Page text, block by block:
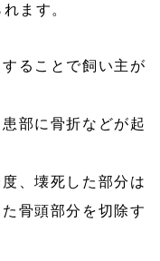
ます。
ることで飼い主が
部に骨折などが起
、壊死した部分は
骨頭部分を切除す